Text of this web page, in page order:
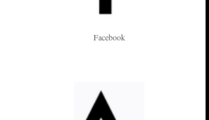
Facebook